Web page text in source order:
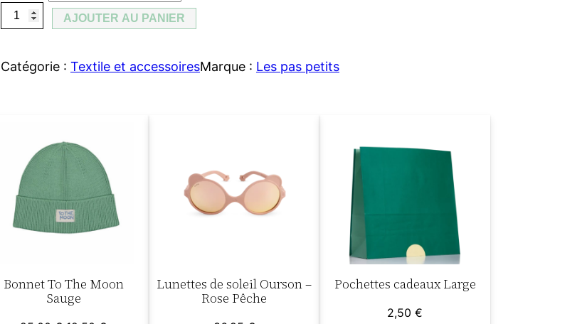
u
n
s
AJOUTER AU PANIER
Catégorie : Textile et accessoiresMarque : Les pas petits
Bonnet To The Moon
Sauge
Lunettes de soleil Ourson –
Rose Pêche
Pochettes cadeaux Large
2,50 €